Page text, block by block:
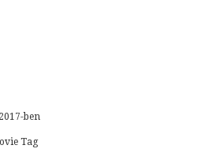
ben
Tag